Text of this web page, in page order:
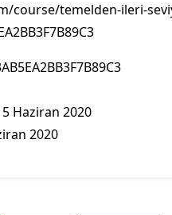
course/temelden-ileri-
Haziran 2020
2020